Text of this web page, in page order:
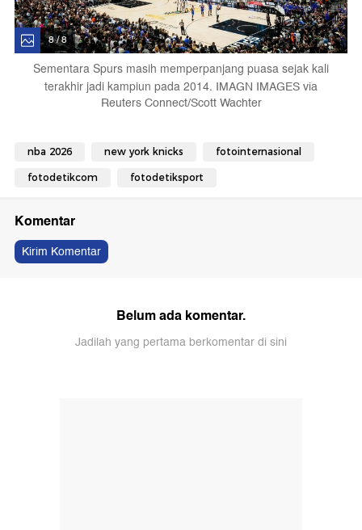
8 / 8
Sementara Spurs masih memperpanjang puasa sejak kali
terakhir jadi kampiun pada 2014. IMAGN IMAGES via
Reuters Connect/Scott Wachter
nba 2026 new york knicks fotointernasional
fotodetikcom fotodetiksport
Komentar
Kirim Komentar
Belum ada komentar.
Jadilah yang pertama berkomentar di sini